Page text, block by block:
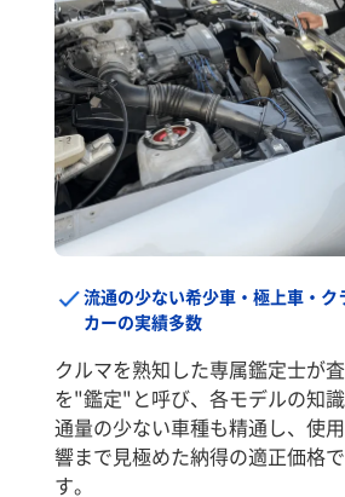
流通の少ない希少車・極上車・ク
カーの実績多数
クルマを熟知した専属鑑定士が
を"鑑定"と呼び、各モデルの知
通量の少ない車種も精通し、使
響まで見極めた納得の適正価格
す。